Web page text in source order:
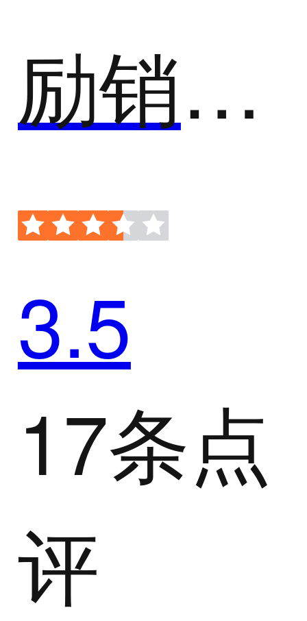
励销电话机器人
3.5
17条点
评